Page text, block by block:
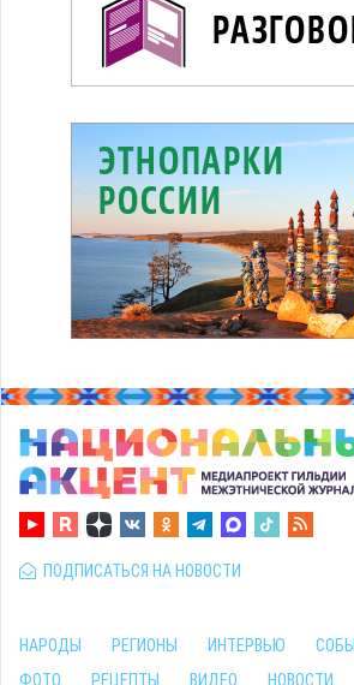
ПОДПИСАТЬСЯ НА НОВОСТИ
НАРОДЫ РЕГИОНЫ ИНТЕРВЬЮ
ФОТО
РЕЦЕПТЫ ВИДЕО НОВОСТИ